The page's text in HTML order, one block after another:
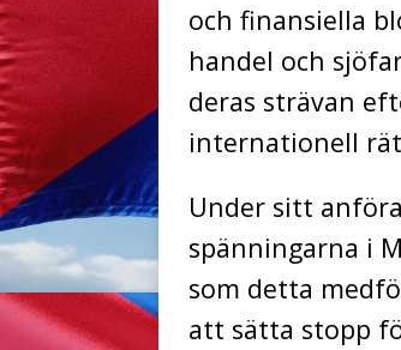
och finansiella
handel och
deras strävan
internationell
Under sitt
spänningarna i
som detta
att sätta stopp